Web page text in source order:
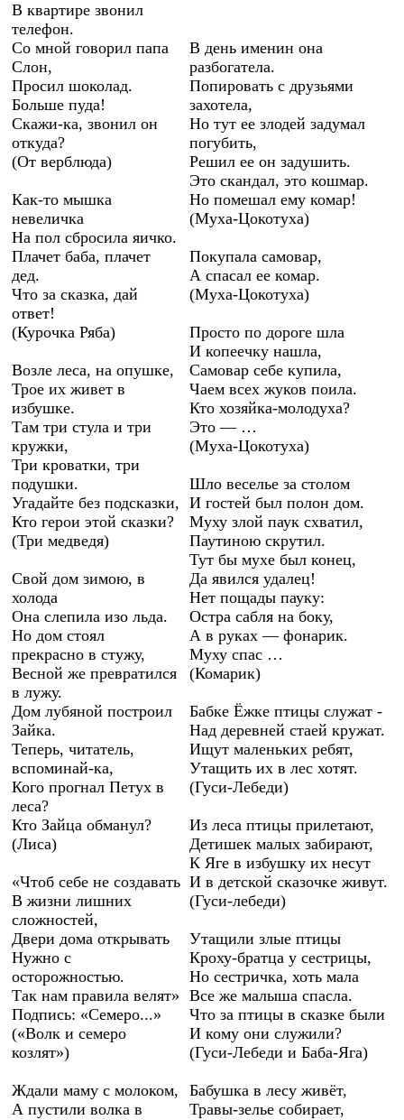
В квартире звонил
телефон.
Со мной говорил папа
Слон,
Просил шоколад.
Больше пуда!
Скажи-ка, звонил он
откуда?
(От верблюда)
Как-то мышка
невеличка
На пол сбросила яичко.
Плачет баба, плачет
дед.
Что за сказка, дай
ответ!
(Курочка Ряба)
Возле леса, на опушке,
Трое их живет в
избушке.
Там три стула и три
кружки,
Три кроватки, три
подушки.
Угадайте без подсказки,
Кто герои этой сказки?
(Три медведя)
Свой дом зимою, в
холода
Она слепила изо льда.
Но дом стоял
прекрасно в стужу,
Весной же превратился
в лужу.
Дом лубяной построил
Зайка.
Теперь, читатель,
вспоминай-ка,
Кого прогнал Петух в
леса?
Кто Зайца обманул?
(Лиса)
«Чтоб себе не создавать
В жизни лишних
сложностей,
Двери дома открывать
Нужно с
осторожностью.
Так нам правила велят»
Подпись: «Семеро...»
(«Волк и семеро
козлят»)
Ждали маму с молоком,
А пустили волка в
В день именин она
разбогатела.
Попировать с друзьями
захотела,
Но тут ее злодей задумал
погубить,
Решил ее он задушить.
Это скандал, это кошмар.
Но помешал ему комар!
(Муха-Цокотуха)
Покупала самовар,
А спасал ее комар.
(Муха-Цокотуха)
Просто по дороге шла
И копеечку нашла,
Самовар себе купила,
Чаем всех жуков поила.
Кто хозяйка-молодуха?
Это — …
(Муха-Цокотуха)
Шло веселье за столом
И гостей был полон дом.
Муху злой паук схватил,
Паутиною скрутил.
Тут бы мухе был конец,
Да явился удалец!
Нет пощады пауку:
Остра сабля на боку,
А в руках — фонарик.
Муху спас …
(Комарик)
Бабке Ёжке птицы служат -
Над деревней стаей кружат.
Ищут маленьких ребят,
Утащить их в лес хотят.
(Гуси-Лебеди)
Из леса птицы прилетают,
Детишек малых забирают,
К Яге в избушку их несут
И в детской сказочке живут.
(Гуси-лебеди)
Утащили злые птицы
Кроху-братца у сестрицы,
Но сестричка, хоть мала
Все же малыша спасла.
Что за птицы в сказке были
И кому они служили?
(Гуси-Лебеди и Баба-Яга)
Бабушка в лесу живёт,
Травы-зелье собирает,